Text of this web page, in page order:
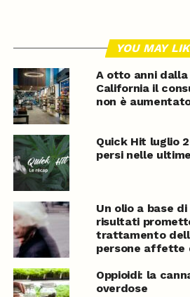
YOU MAY
A otto anni dalla
California il
non è
Quick Hit luglio
persi nelle
Un olio a base
risultati
trattamento
persone affette
Oppioidi: la
overdose